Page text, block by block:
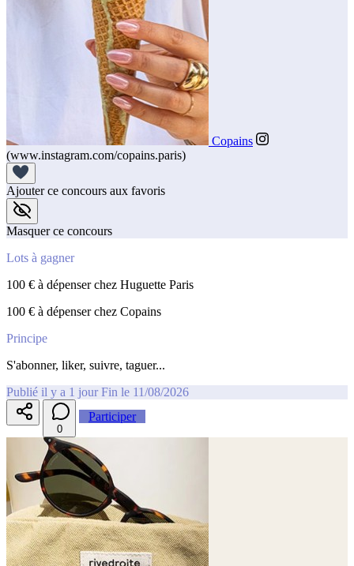
Copains
(www.instagram.com/copains.paris)
Ajouter ce concours aux favoris
Masquer ce concours
Lots à gagner
100 € à dépenser chez Huguette Paris
100 € à dépenser chez Copains
Principe
S'abonner, liker, suivre, taguer...
Publié il y a 1 jour Fin le 11/08/2026
0
Participer